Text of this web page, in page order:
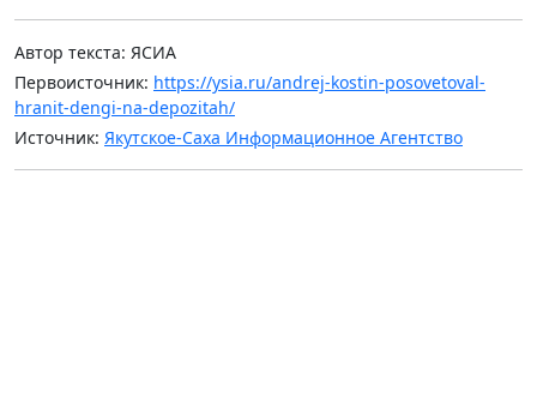
Автор текста: ЯСИА
Первоисточник: https://ysia.ru/andrej-kostin-posovetoval-
hranit-dengi-na-depozitah/
Источник: Якутское-Саха Информационное Агентство